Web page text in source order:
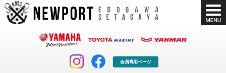
会員専用ページ